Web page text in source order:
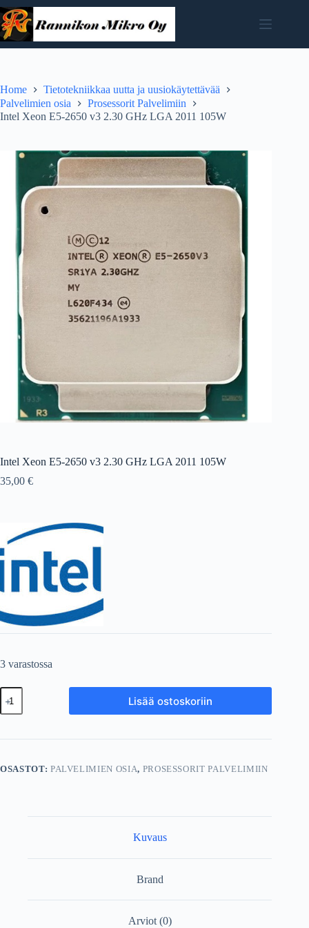
Skip
to
content
Home
Tietotekniikkaa uutta ja uusiokäytettävää
Palvelimien osia
Prosessorit Palvelimiin
Intel Xeon E5-2650 v3 2.30 GHz LGA 2011 105W
Intel Xeon E5-2650 v3 2.30 GHz LGA 2011 105W
35,00 €
3 varastossa
Intel
Xeon
E5-
v3
LGA
Lisää ostoskoriin
OSASTOT: PALVELIMIEN OSIA, PROSESSORIT PALVELIMIIN
Kuvaus
Brand
Arviot (0)